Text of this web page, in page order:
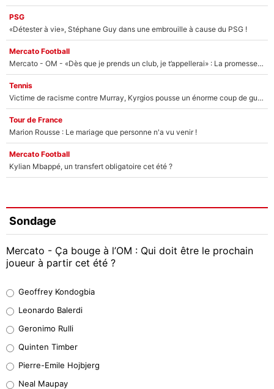
PSG
«Détester à vie», Stéphane Guy dans une embrouille à cause du PSG !
Mercato Football
Mercato - OM - «Dès que je prends un club, je t’appellerai» : La promesse de Marcelino au moment de claquer la porte
Tennis
Victime de racisme contre Murray, Kyrgios pousse un énorme coup de gueule !
Tour de France
Marion Rousse : Le mariage que personne n'a vu venir !
Mercato Football
Kylian Mbappé, un transfert obligatoire cet été ?
Sondage
Mercato - Ça bouge à l’OM : Qui doit être le prochain
joueur à partir cet été ?
38%
32%
5%
Geoffrey Kondogbia
Leonardo Balerdi
Geronimo Rulli
Quinten Timber
Pierre-Emile Hojbjerg
Neal Maupay